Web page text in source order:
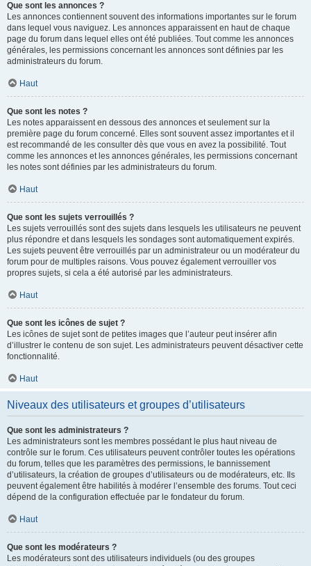
Que sont les annonces ?
Les annonces contiennent souvent des informations importantes sur le forum
dans lequel vous naviguez. Les annonces apparaissent en haut de chaque
page du forum dans lequel elles ont été publiées. Tout comme les annonces
générales, les permissions concernant les annonces sont définies par les
administrateurs du forum.
Haut
Que sont les notes ?
Les notes apparaissent en dessous des annonces et seulement sur la
première page du forum concerné. Elles sont souvent assez importantes et il
est recommandé de les consulter dès que vous en avez la possibilité. Tout
comme les annonces et les annonces générales, les permissions concernant
les notes sont définies par les administrateurs du forum.
Haut
Que sont les sujets verrouillés ?
Les sujets verrouillés sont des sujets dans lesquels les utilisateurs ne peuvent
plus répondre et dans lesquels les sondages sont automatiquement expirés.
Les sujets peuvent être verrouillés par un administrateur ou un modérateur du
forum pour de multiples raisons. Vous pouvez également verrouiller vos
propres sujets, si cela a été autorisé par les administrateurs.
Haut
Que sont les icônes de sujet ?
Les icônes de sujet sont de petites images que l’auteur peut insérer afin
d’illustrer le contenu de son sujet. Les administrateurs peuvent désactiver cette
fonctionnalité.
Haut
Niveaux des utilisateurs et groupes d’utilisateurs
Que sont les administrateurs ?
Les administrateurs sont les membres possédant le plus haut niveau de
contrôle sur le forum. Ces utilisateurs peuvent contrôler toutes les opérations
du forum, telles que les paramètres des permissions, le bannissement
d’utilisateurs, la création de groupes d’utilisateurs ou de modérateurs, etc. Ils
peuvent également être habilités à modérer l’ensemble des forums. Tout ceci
dépend de la configuration effectuée par le fondateur du forum.
Haut
Que sont les modérateurs ?
Les modérateurs sont des utilisateurs individuels (ou des groupes